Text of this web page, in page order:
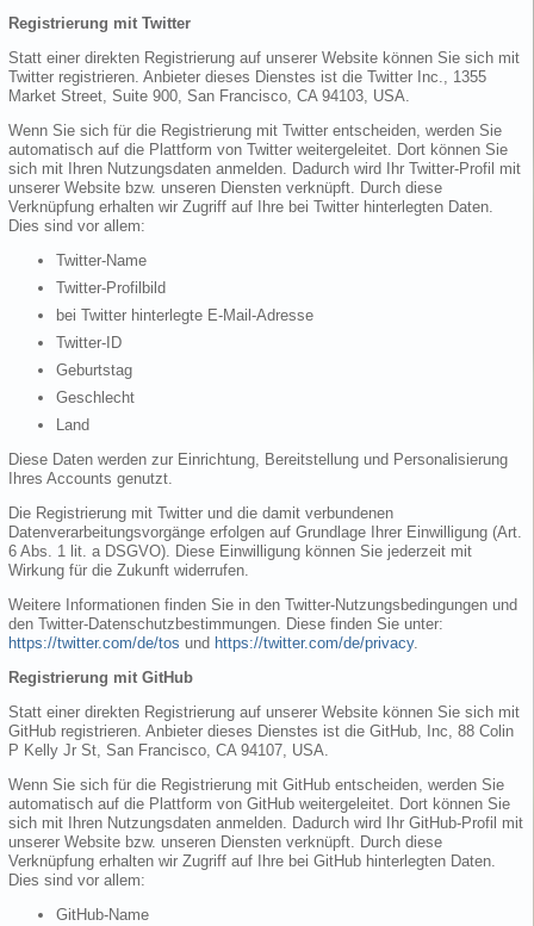
Registrierung mit Twitter
Statt einer direkten Registrierung auf unserer Website können Sie sich mit
Twitter registrieren. Anbieter dieses Dienstes ist die Twitter Inc., 1355
Market Street, Suite 900, San Francisco, CA 94103, USA.
Wenn Sie sich für die Registrierung mit Twitter entscheiden, werden Sie
automatisch auf die Plattform von Twitter weitergeleitet. Dort können Sie
sich mit Ihren Nutzungsdaten anmelden. Dadurch wird Ihr Twitter-Profil mit
unserer Website bzw. unseren Diensten verknüpft. Durch diese
Verknüpfung erhalten wir Zugriff auf Ihre bei Twitter hinterlegten Daten.
Dies sind vor allem:
Twitter-Name
Twitter-Profilbild
bei Twitter hinterlegte E-Mail-Adresse
Twitter-ID
Geburtstag
Geschlecht
Land
Diese Daten werden zur Einrichtung, Bereitstellung und Personalisierung
Ihres Accounts genutzt.
Die Registrierung mit Twitter und die damit verbundenen
Datenverarbeitungsvorgänge erfolgen auf Grundlage Ihrer Einwilligung (Art.
6 Abs. 1 lit. a DSGVO). Diese Einwilligung können Sie jederzeit mit
Wirkung für die Zukunft widerrufen.
Weitere Informationen finden Sie in den Twitter-Nutzungsbedingungen und
den Twitter-Datenschutzbestimmungen. Diese finden Sie unter:
https://twitter.com/de/tos und https://twitter.com/de/privacy.
Registrierung mit GitHub
Statt einer direkten Registrierung auf unserer Website können Sie sich mit
GitHub registrieren. Anbieter dieses Dienstes ist die GitHub, Inc, 88 Colin
P Kelly Jr St, San Francisco, CA 94107, USA.
Wenn Sie sich für die Registrierung mit GitHub entscheiden, werden Sie
automatisch auf die Plattform von GitHub weitergeleitet. Dort können Sie
sich mit Ihren Nutzungsdaten anmelden. Dadurch wird Ihr GitHub-Profil mit
unserer Website bzw. unseren Diensten verknüpft. Durch diese
Verknüpfung erhalten wir Zugriff auf Ihre bei GitHub hinterlegten Daten.
Dies sind vor allem:
GitHub-Name